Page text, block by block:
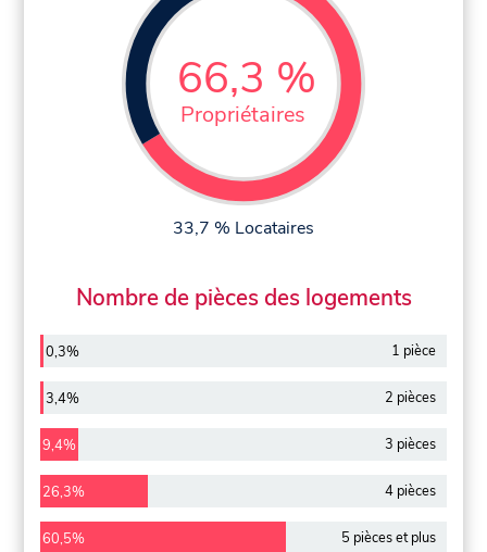
66,3 %
Propriétaires
33,7 % Locataires
Nombre de pièces des logements
0,3% 1 pièce
3,4% 2 pièces
9,4% 3 pièces
26,3% 4 pièces
60,5% 5 pièces et plus